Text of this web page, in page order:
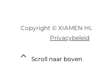
Copyright © XIAMEN
Privacybeleid
Scroll naar boven